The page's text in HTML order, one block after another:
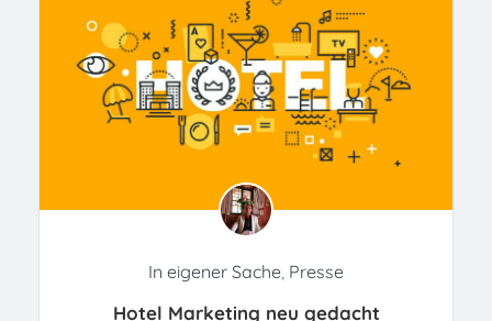
In eigener Sache Presse
Hotel Marketing neu gedacht